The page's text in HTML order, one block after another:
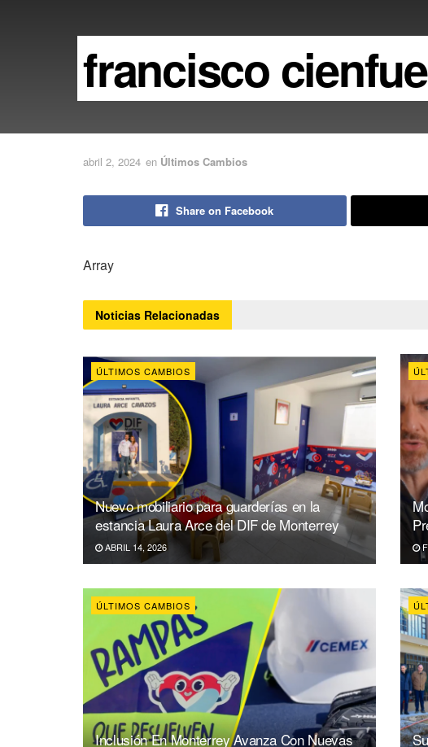
francisco
abril 2, 2024 en Últimos Cambios
Share on Facebook
Array
Noticias Relacionadas
ÚLTIMOS CAMBIOS
Nuevo mobiliario para guarderías en la
estancia Laura Arce del DIF de Monterrey
ABRIL 14, 2026
ÚLTIMOS CAMBIOS
Inclusión En Monterrey Avanza Con Nuevas